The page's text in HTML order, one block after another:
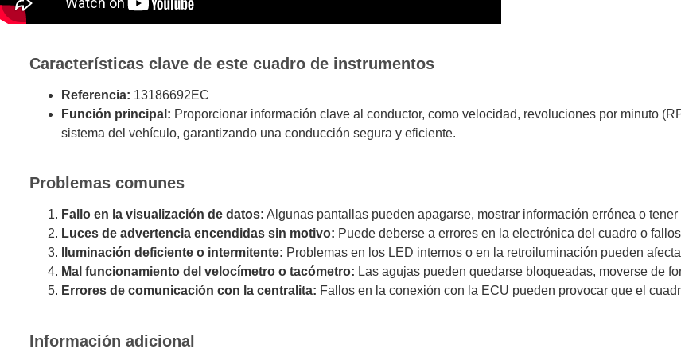
Características clave de este cuadro de instrumentos
Referencia: 13186692EC
Función principal: Proporcionar información clave al conductor, como velocidad, revoluciones por minuto
sistema del vehículo, garantizando una conducción segura y eficiente.
Problemas comunes
Fallo en la visualización de datos: Algunas pantallas pueden apagarse, mostrar información errónea o
Luces de advertencia encendidas sin motivo: Puede deberse a errores en la electrónica del cuadro o
Iluminación deficiente o intermitente: Problemas en los LED internos o en la retroiluminación pueden
Mal funcionamiento del velocímetro o tacómetro: Las agujas pueden quedarse bloqueadas, moverse de
Errores de comunicación con la centralita: Fallos en la conexión con la ECU pueden provocar que el
Información adicional